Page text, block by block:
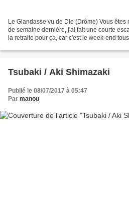
Le Glandasse vu de Die (Drôme) Vous
de semaine dernière, j'ai fait une courte
la retraite pour ça, car c'est le week-end
Tsubaki / Aki Shimazaki
Publié le 08/07/2017 à 05:47
Par manou